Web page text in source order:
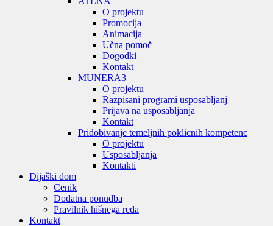
O projektu
Promocija
Animacija
Učna pomoč
Dogodki
Kontakt
MUNERA3
O projektu
Razpisani programi usposabljanj
Prijava na usposabljanja
Kontakt
Pridobivanje temeljnih poklicnih kompetenc
O projektu
Usposabljanja
Kontakti
Dijaški dom
Cenik
Dodatna ponudba
Pravilnik hišnega reda
Kontakt